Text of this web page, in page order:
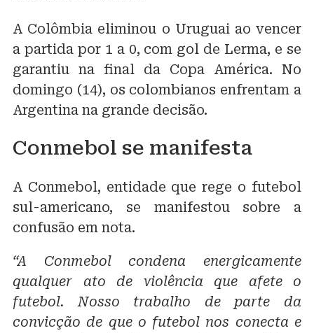
A Colômbia eliminou o Uruguai ao vencer
a partida por 1 a 0, com gol de Lerma, e se
garantiu na final da Copa América. No
domingo (14), os colombianos enfrentam a
Argentina na grande decisão.
Conmebol se manifesta
A Conmebol, entidade que rege o futebol
sul-americano, se manifestou sobre a
confusão em nota.
“A Conmebol condena energicamente
qualquer ato de violência que afete o
futebol. Nosso trabalho de parte da
convicção de que o futebol nos conecta e